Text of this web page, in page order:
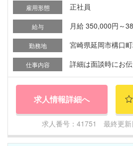
雇用形態 正社員
給与 月給 350,000円～
勤務地 宮崎県延岡市構口
仕事内容 詳細は面談時にお伝
求人情報詳細へ
求人番号：41751 最終更新